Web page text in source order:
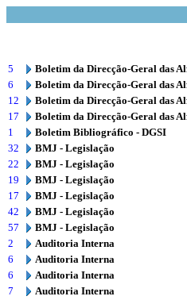
5
Boletim da Direcção-Geral das
6
Boletim da Direcção-Geral das
12
Boletim da Direcção-Geral das
17
Boletim da Direcção-Geral das
1
Boletim Bibliográfico - DGSI
32
BMJ - Legislação
22
BMJ - Legislação
19
BMJ - Legislação
17
BMJ - Legislação
42
BMJ - Legislação
57
BMJ - Legislação
2
Auditoria Interna
6
Auditoria Interna
6
Auditoria Interna
7
Auditoria Interna